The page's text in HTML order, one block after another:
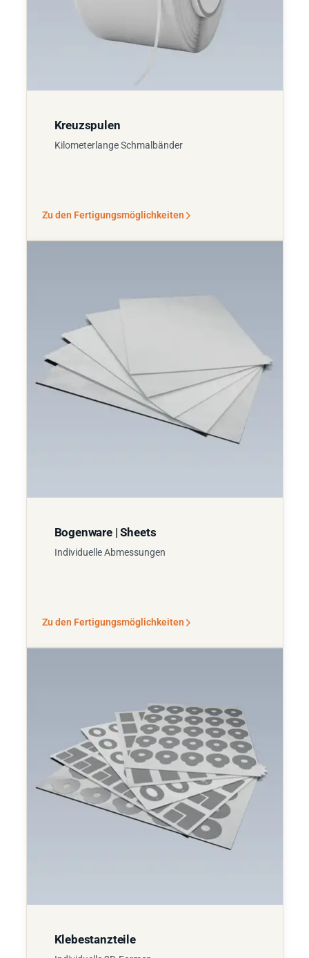
Kreuzspulen
Kilometerlange Schmalbänder
Zu den Fertigungsmöglichkeiten
Bogenware | Sheets
Individuelle Abmessungen
Zu den Fertigungsmöglichkeiten
Klebestanzteile